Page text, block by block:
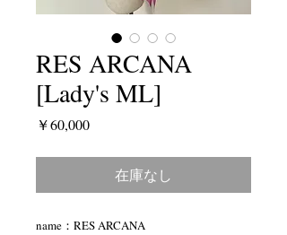
RES ARCANA
[Lady's ML]
￥60,000価
在庫なし
name：RES ARCANA